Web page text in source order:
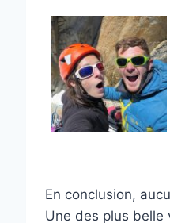
En conclusion,
Une des plus belle